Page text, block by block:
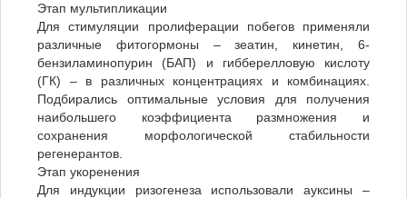
Этап мультипликации
Для стимуляции пролиферации побегов применяли
различные фитогормоны – зеатин, кинетин, 6-
бензиламинопурин (БАП) и гибберелловую кислоту
(ГК) – в различных концентрациях и комбинациях.
Подбирались оптимальные условия для получения
наибольшего коэффициента размножения и
сохранения морфологической стабильности
регенерантов.
Этап укоренения
Для индукции ризогенеза использовали ауксины –